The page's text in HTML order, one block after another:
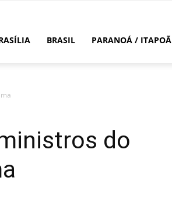
BRASIL PARANOÁ / ITAPOÃ
do